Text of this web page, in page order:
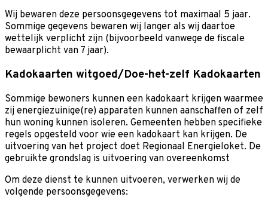
Wij bewaren deze persoonsgegevens tot maximaal 5 jaar.
Sommige gegevens bewaren wij langer als wij daartoe
wettelijk verplicht zijn (bijvoorbeeld vanwege de fiscale
bewaarplicht van 7 jaar).
Kadokaarten witgoed/Doe-het-zelf Kadokaarten
Sommige bewoners kunnen een kadokaart krijgen waarmee
zij energiezuinige(re) apparaten kunnen aanschaffen of zelf
hun woning kunnen isoleren. Gemeenten hebben specifieke
regels opgesteld voor wie een kadokaart kan krijgen. De
uitvoering van het project doet Regionaal Energieloket. De
gebruikte grondslag is uitvoering van overeenkomst
Om deze dienst te kunnen uitvoeren, verwerken wij de
volgende persoonsgegevens: